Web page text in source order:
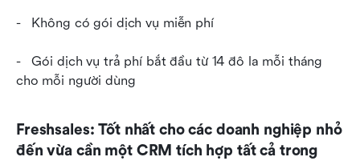
-   Không có gói dịch vụ miễn phí
-   Gói dịch vụ trả phí bắt đầu từ 14 đô la mỗi tháng
cho mỗi người dùng
Freshsales: Tốt nhất cho các doanh nghiệp nhỏ
đến vừa cần một CRM tích hợp tất cả trong